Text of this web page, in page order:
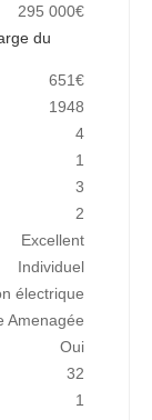
295 000€
du
651€
1948
4
1
3
2
Excellent
Individuel
électrique
Amenagée
Oui
32
1